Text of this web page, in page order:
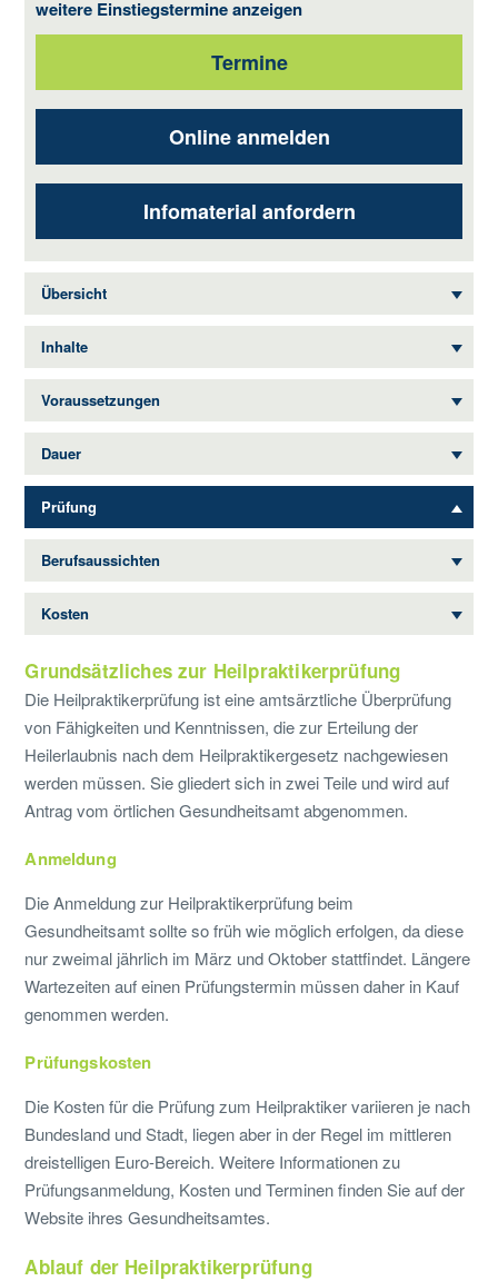
weitere Einstiegstermine anzeigen
Termine
Online anmelden
Infomaterial anfordern
Übersicht
Inhalte
Voraussetzungen
Dauer
Prüfung
Berufsaussichten
Kosten
Grundsätzliches zur Heilpraktikerprüfung
Die Heilpraktikerprüfung ist eine amtsärztliche Überprüfung
von Fähigkeiten und Kenntnissen, die zur Erteilung der
Heilerlaubnis nach dem Heilpraktikergesetz nachgewiesen
werden müssen. Sie gliedert sich in zwei Teile und wird auf
Antrag vom örtlichen Gesundheitsamt abgenommen.
Anmeldung
Die Anmeldung zur Heilpraktikerprüfung beim
Gesundheitsamt sollte so früh wie möglich erfolgen, da diese
nur zweimal jährlich im März und Oktober stattfindet. Längere
Wartezeiten auf einen Prüfungstermin müssen daher in Kauf
genommen werden.
Prüfungskosten
Die Kosten für die Prüfung zum Heilpraktiker variieren je nach
Bundesland und Stadt, liegen aber in der Regel im mittleren
dreistelligen Euro-Bereich. Weitere Informationen zu
Prüfungsanmeldung, Kosten und Terminen finden Sie auf der
Website ihres Gesundheitsamtes.
Ablauf der Heilpraktikerprüfung